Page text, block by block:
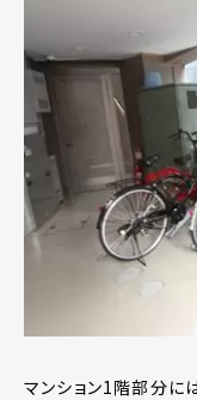
マンション1階部分